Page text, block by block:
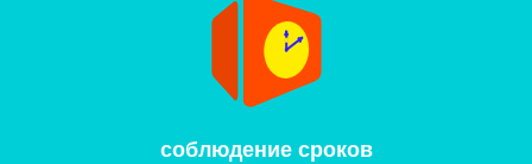
cоблюдение сроков